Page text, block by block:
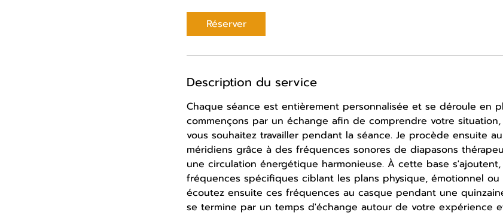
Réserver
Description du service
Chaque séance est entièrement personnalisée et se déroule en
commençons par un échange afin de comprendre votre
vous souhaitez travailler pendant la séance. Je procède ensuite
méridiens grâce à des fréquences sonores de diapasons
une circulation énergétique harmonieuse. À cette base
fréquences spécifiques ciblant les plans physique, émotionnel ou
écoutez ensuite ces fréquences au casque pendant une
se termine par un temps d'échange autour de votre expérience